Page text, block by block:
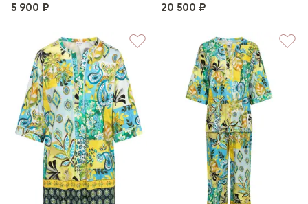
5 900 ₽ 20 500 ₽